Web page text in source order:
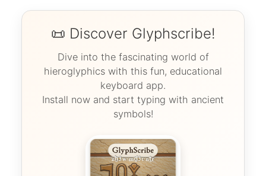
📜 Discover Glyphscribe!
Dive into the fascinating world of
hieroglyphics with this fun, educational
keyboard app.
Install now and start typing with ancient
symbols!